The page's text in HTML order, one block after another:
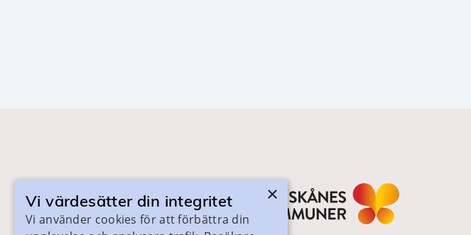
×
Vi värdesätter din integritet
Vi använder cookies för att förbättra din